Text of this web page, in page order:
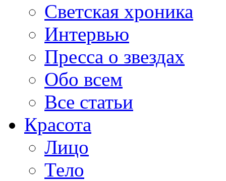
Светская хроника
Интервью
Пресса о звездах
Обо всем
Все статьи
Красота
Лицо
Тело